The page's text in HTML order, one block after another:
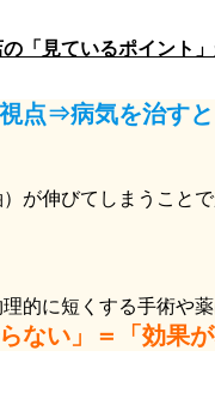
「見ているポイント
視点⇒病気を治す
が伸びてしまうこと
的に短くする手術や
ない」＝「効果が